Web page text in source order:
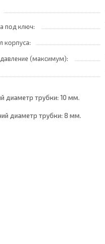
под ключ:
корпуса:
(максимум):
диаметр трубки: 10 мм.
диаметр трубки: 8 мм.